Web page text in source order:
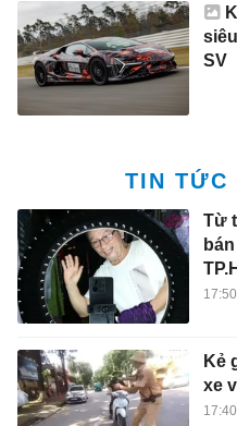
SV
TIN TỨC
Từ
Kẻ
xe